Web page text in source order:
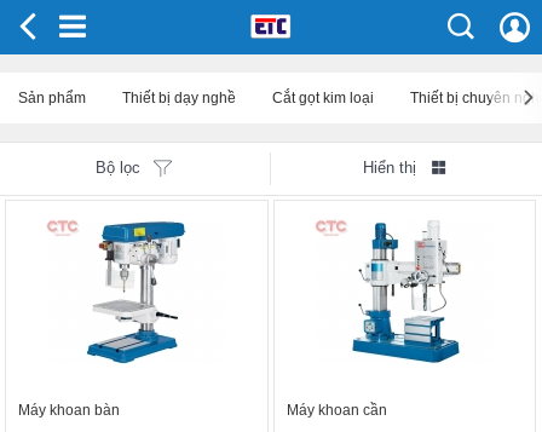
Sản phẩm Thiết bị dạy nghề Cắt gọt kim loại Thiết bị chuyên
Bộ lọc Hiển thị
Máy khoan bàn Máy khoan cần